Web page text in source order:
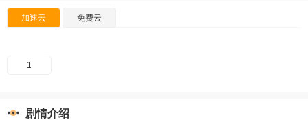
加速云 免费云
1
剧情介绍